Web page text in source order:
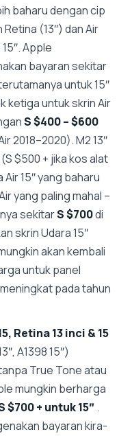
baharu dengan cip
(13″) dan Air
Apple
bayaran sekitar
untuk 15″
ketiga untuk skrin Air
S $400 – $600
2018–2020). M2 13″
$500 + jika kos alat
15″ yang baharu
yang paling mahal –
sekitarS $700di
skrin Udara 15″
akan kembali
untuk panel
pada tahun
Retina 13 inci & 15
A1398 15″)
True Tone atau
mungkin berharga
$700 + untuk 15″.
bayaran kira-